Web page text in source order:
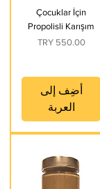
Çocuklar İçin
Propolisli Karışım
السعر‏550.00 TRY
أضِف إلى
العربة